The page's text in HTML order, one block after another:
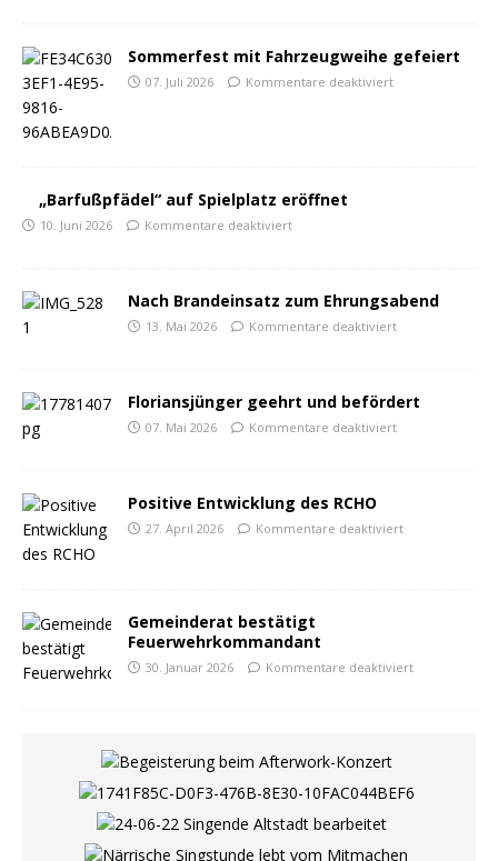
Sommerfest mit Fahrzeugweihe gefeiert
07. Juli 2026 Kommentare deaktiviert
„Barfußpfädel“ auf Spielplatz eröffnet
10. Juni 2026 Kommentare deaktiviert
Nach Brandeinsatz zum Ehrungsabend
13. Mai 2026 Kommentare deaktiviert
Floriansjünger geehrt und befördert
07. Mai 2026 Kommentare deaktiviert
Positive Entwicklung des RCHO
27. April 2026 Kommentare deaktiviert
Gemeinderat bestätigt
Feuerwehrkommandant
30. Januar 2026 Kommentare deaktiviert